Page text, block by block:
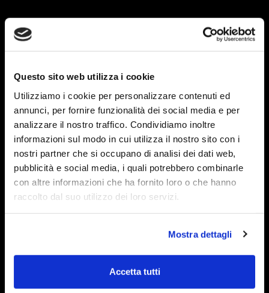
Questo sito web utilizza i cookie
Utilizziamo i cookie per personalizzare contenuti ed
annunci, per fornire funzionalità dei social media e per
analizzare il nostro traffico. Condividiamo inoltre
informazioni sul modo in cui utilizza il nostro sito con i
nostri partner che si occupano di analisi dei dati web,
pubblicità e social media, i quali potrebbero combinarle
con altre informazioni che ha fornito loro o che hanno
raccolto dal suo utilizzo dei loro servizi.
Mostra dettagli
Accetta tutti